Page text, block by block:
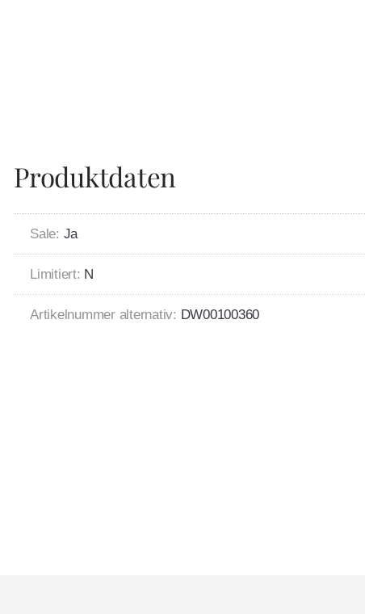
Produktdaten
Sale: Ja
Limitiert: N
Artikelnummer alternativ: DW00100360